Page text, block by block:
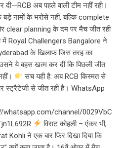
दी—RCB अब पहले वाली टीम नहीं रही।
बड़े नामों के भरोसे नहीं, बल्कि complete
clear planning के दम पर मैच जीत रही
में Royal Challengers Bangalore ने
के खिलाफ जिस तरह का
उसने ये बहस खत्म कर दी कि पिछली जीत
सच यही है: अब RCB किस्मत से
स्ट्रैटेजी से जीत रही है। WhatsApp
whatsapp.com/channel/0029VbC
विराट कोहली – एंकर भी,
Kohli ने एक बार फिर दिखा दिया कि